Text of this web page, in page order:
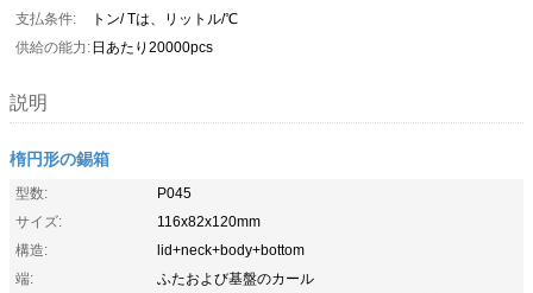
支払条件:
トン/ Tは、リットル/℃
供給の能力: 日あたり20000pcs
説明
楕円形の錫箱
型数:
P045
サイズ:
116x82x120mm
構造:
lid+neck+body+bottom
端:
ふたおよび基盤のカール